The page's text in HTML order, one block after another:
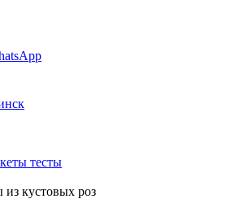
тесты
из кустовых роз